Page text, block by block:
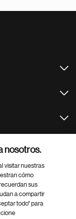
nosotros.
visitar nuestras
cómo
sus
a compartir
todo" para